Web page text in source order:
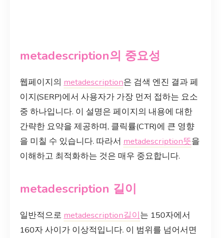
metadescription의 중요성
웹페이지의 metadescription은 검색 엔진 결과 페
이지(SERP)에서 사용자가 가장 먼저 접하는 요소
중 하나입니다. 이 설명은 페이지의 내용에 대한
간략한 요약을 제공하며, 클릭률(CTR)에 큰 영향
을 미칠 수 있습니다. 따라서 metadescription뜻을
이해하고 최적화하는 것은 매우 중요합니다.
metadescription 길이
일반적으로 metadescription길이는 150자에서
160자 사이가 이상적입니다. 이 범위를 넘어서면